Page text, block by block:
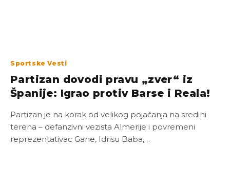
Sportske Vesti
Partizan dovodi pravu „zver“ iz
Španije: Igrao protiv Barse i Reala!
Partizan je na korak od velikog pojačanja na sredini
terena – defanzivni vezista Almerije i povremeni
reprezentativac Gane, Idrisu Baba,…